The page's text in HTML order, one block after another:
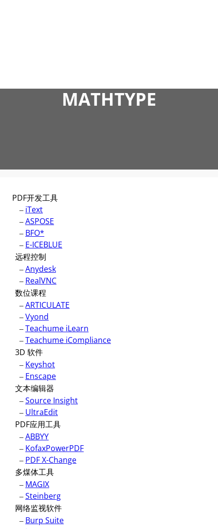
MATHTYPE
PDF开发工具
– iText
–ASPOSE
– BFO*
– E-ICEBLUE
远程控制
–Anydesk
– RealVNC
数位课程
–ARTICULATE
–Vyond
–Teachume iLearn
–Teachume iCompliance
3D 软件
– Keyshot
– Enscape
文本编辑器
–Source Insight
– UltraEdit
PDF应用工具
–ABBYY
– KofaxPowerPDF
– PDF X-Change
多煤体工具
– MAGIX
–Steinberg
网络监视软件
– Burp Suite